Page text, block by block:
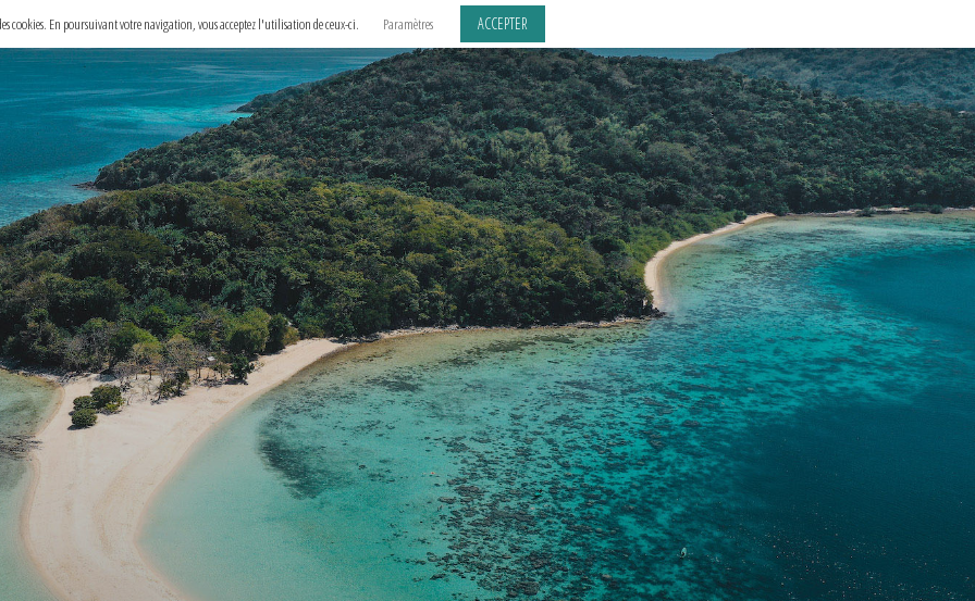
cookies. En poursuivant votre navigation, vous acceptez l'utilisation de ceux-ci. Paramètres ACCEPTER